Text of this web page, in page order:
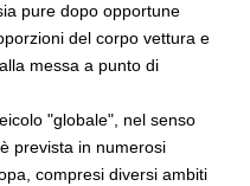
pure dopo opportune
del corpo vettura e
messa a punto di
"globale", nel senso
prevista in numerosi
compresi diversi ambiti